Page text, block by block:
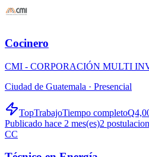
Cocinero
CMI - CORPORACIÓN MULTI
Ciudad de Guatemala · Presencial
TopTrabajoTiempo completo
Publicado hace 2 mes(es)2
CC